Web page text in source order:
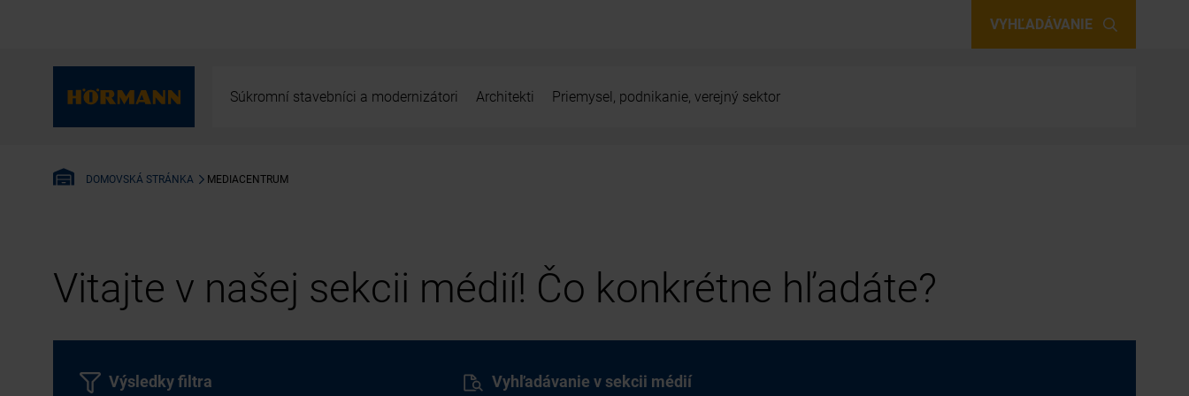
VYHĽADÁVANIE
Súkromní stavebníci a modernizátori Architekti Priemysel, podnikanie, verejný sektor
DOMOVSKÁ STRÁNKA MEDIACENTRUM
Vitajte v našej sekcii médií! Čo konkrétne hľadáte?
Vyhľadávanie v sekcii médií
Výsledky filtra